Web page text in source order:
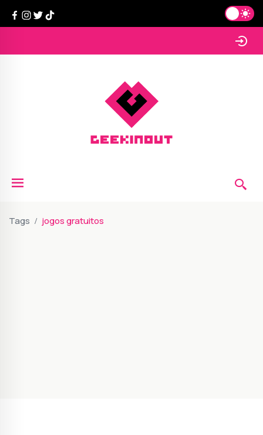
Tags jogos gratuitos